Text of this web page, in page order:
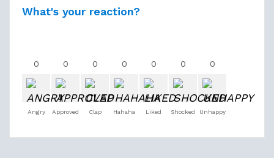
What's your reaction?
0
Angry
0
Approved
0
Clap
0
Hahaha
0
Liked
0
Shocked
0
Unhappy